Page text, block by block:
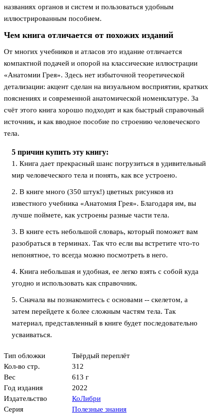
названиях органов и систем и пользоваться удобным
иллюстрированным пособием.
Чем книга отличается от похожих изданий
От многих учебников и атласов это издание отличается
компактной подачей и опорой на классические иллюстрации
«Анатомии Грея». Здесь нет избыточной теоретической
детализации: акцент сделан на визуальном восприятии, кратких
пояснениях и современной анатомической номенклатуре. За
счёт этого книга хорошо подходит и как быстрый справочный
источник, и как вводное пособие по строению человеческого
тела.
5 причин купить эту книгу:
1. Книга дает прекрасный шанс погрузиться в удивительный
мир человеческого тела и понять, как все устроено.
2. В книге много (350 штук!) цветных рисунков из
известного учебника «Анатомия Грея». Благодаря им, вы
лучше поймете, как устроены разные части тела.
3. В книге есть небольшой словарь, который поможет вам
разобраться в терминах. Так что если вы встретите что-то
непонятное, то всегда можно посмотреть в него.
4. Книга небольшая и удобная, ее легко взять с собой куда
угодно и использовать как справочник.
5. Сначала вы познакомитесь с основами -- скелетом, а
затем перейдете к более сложным частям тела. Так
материал, представленный в книге будет последовательно
усваиваться.
Тип обложки
Твёрдый переплёт
Кол-во стр.
312
Вес
613 г
Год издания
2022
Издательство
КоЛибри
Серия
Полезные знания